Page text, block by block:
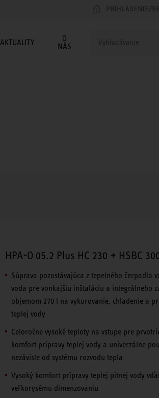
PRIHLÁSENIE/
AKTUALITY
O
NÁS
HPA-O 05.2 Plus HC 230 + HSBC
Súprava pozostávajúca z tepelného čerpadla
voda pre vonkajšiu inštaláciu a integrálneho
objemom 270 l na vykurovanie, chladenie a
teplej vody
Celoročne vysoké teploty na vstupe pre
komfort prípravy teplej vody a univerzálne
nezávisle od systému rozvodu tepla
Vysoký komfort prípravy teplej pitnej vody
veľkorysému dimenzovaniu